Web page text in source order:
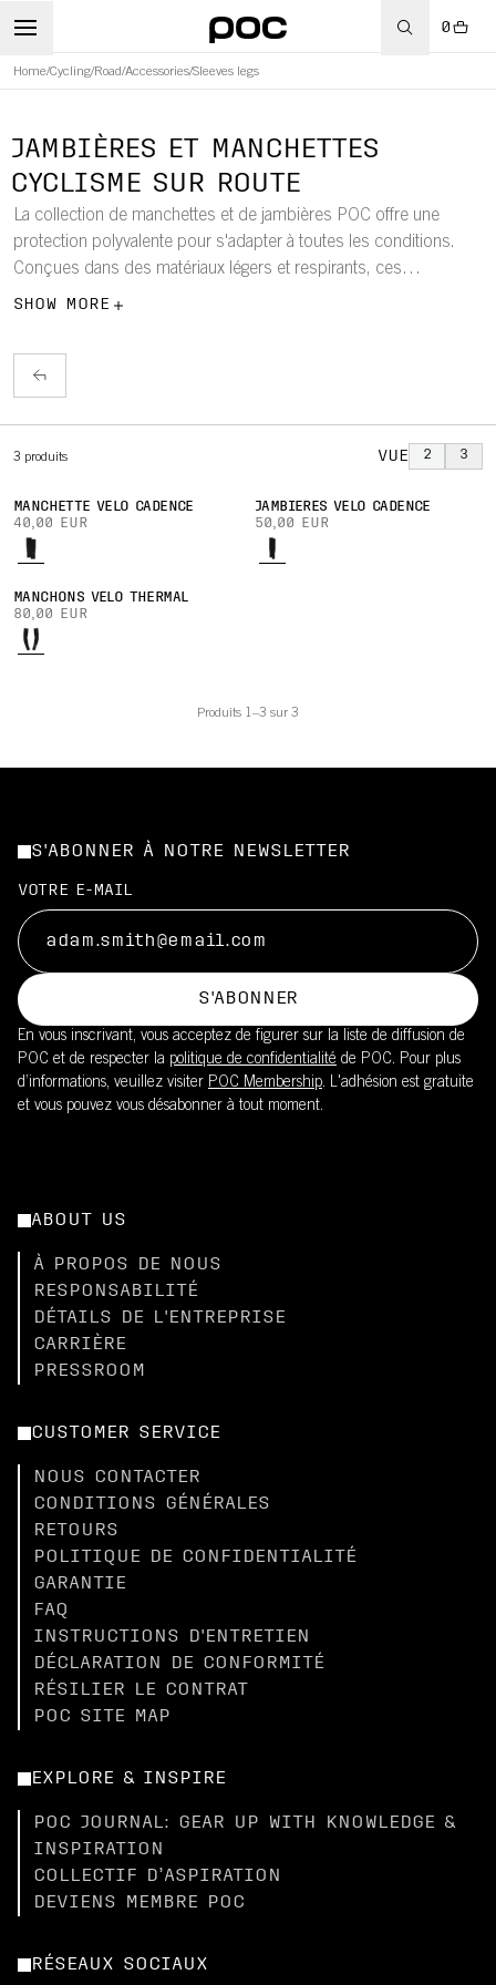
0
Home/Cycling/Road/Accessories/Sleeves legs
JAMBIÈRES ET MANCHETTES
CYCLISME SUR ROUTE
La collection de manchettes et de jambières POC offre une
protection polyvalente pour s'adapter à toutes les conditions.
Conçues dans des matériaux légers et respirants, ces
manchettes et jambières offrent une isolation thermique et une
SHOW MORE
3 produits VUE 2 3
MANCHETTE VÉLO CADENCE
40,00 EUR
JAMBIÈRES VÉLO CADENCE
50,00 EUR
MANCHONS VÉLO THERMAL
80,00 EUR
Produits 1–3 sur 3
S'ABONNER À NOTRE NEWSLETTER
VOTRE E-MAIL
S'ABONNER
En vous inscrivant, vous acceptez de figurer sur la liste de diffusion de
POC et de respecter la politique de confidentialité de POC. Pour plus
d’informations, veuillez visiter POC Membership. L'adhésion est gratuite
et vous pouvez vous désabonner à tout moment.
ABOUT US
À PROPOS DE NOUS
RESPONSABILITÉ
DÉTAILS DE L'ENTREPRISE
CARRIÈRE
PRESSROOM
CUSTOMER SERVICE
NOUS CONTACTER
CONDITIONS GÉNÉRALES
RETOURS
POLITIQUE DE CONFIDENTIALITÉ
GARANTIE
FAQ
INSTRUCTIONS D'ENTRETIEN
DÉCLARATION DE CONFORMITÉ
RÉSILIER LE CONTRAT
POC SITE MAP
EXPLORE & INSPIRE
POC JOURNAL: GEAR UP WITH KNOWLEDGE &
INSPIRATION
COLLECTIF D’ASPIRATION
DEVIENS MEMBRE POC
RÉSEAUX SOCIAUX